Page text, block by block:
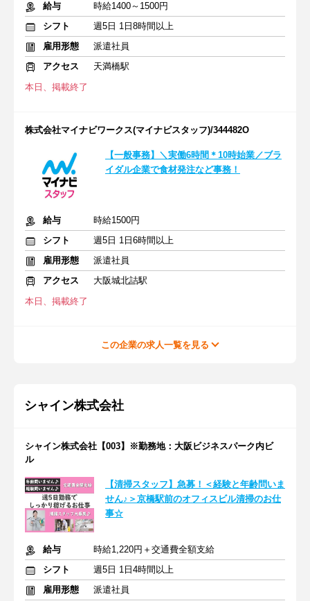
給与
時給1400～1500円
シフト
週5日 1日8時間以上
雇用形態
派遣社員
アクセス
天満橋駅
本日、掲載終了
株式会社マイナビワークス(マイナビスタッフ)/344482O
【一般事務】＼実働6時間＊10時始業／ブラ
イダル企業で食材発注など事務！
給与
時給1500円
シフト
週5日 1日6時間以上
雇用形態
派遣社員
アクセス
大阪城北詰駅
本日、掲載終了
この企業の求人一覧を見る
シャイン株式会社
シャイン株式会社【003】※勤務地：大阪ビジネスパーク内ビ
ル
【清掃スタッフ】急募！＜経験と年齢問いま
せん♪＞京橋駅前のオフィスビル清掃のお仕
事☆
給与
時給1,220円＋交通費全額支給
シフト
週5日 1日4時間以上
雇用形態
派遣社員